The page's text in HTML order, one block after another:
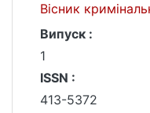
Вісник
Випуск :
1
ISSN :
413-5372